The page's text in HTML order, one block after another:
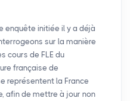
enquête initiée il y a déjà
sur la manière
cours de FLE du
française de
représentent la France
afin de mettre à jour non